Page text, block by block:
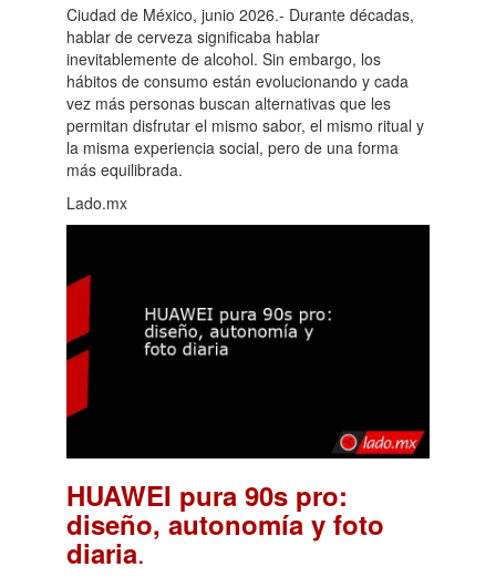
Ciudad de México, junio 2026.- Durante décadas,
hablar de cerveza significaba hablar
inevitablemente de alcohol. Sin embargo, los
hábitos de consumo están evolucionando y cada
vez más personas buscan alternativas que les
permitan disfrutar el mismo sabor, el mismo ritual y
la misma experiencia social, pero de una forma
más equilibrada.
Lado.mx
HUAWEI pura 90s pro:
diseño, autonomía y foto
diaria.